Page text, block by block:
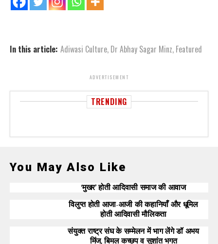
In this article: Adiwasi Culture, Dr Abhay Sagar Minz, Featured
ADVERTISEMENT
TRENDING
You May Also Like
‘मुखर’ होती आदिवासी समाज की आवाज
विलुप्त होती आजा-आजी की कहानियाँ और धूमिल
होती आदिवासी मौलिकता
संयुक्त राष्ट्र संघ के सम्मेलन में भाग लेंगे डॉ अभय